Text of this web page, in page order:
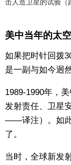
击人造卫星的试验（
美中当年的太
如果把时针回拨
是一副与如今迥
1989-1990年，
发射责任、卫星
——译注）。如此
了。
当时，全球新发